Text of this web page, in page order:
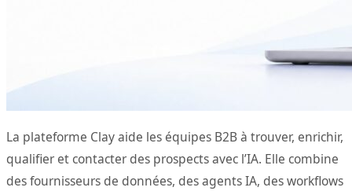
La plateforme Clay aide les équipes B2B à trouver, enrichir,
qualifier et contacter des prospects avec l’IA. Elle combine
des fournisseurs de données, des agents IA, des workflows